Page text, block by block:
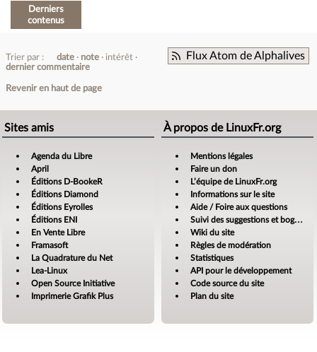
Derniers
contenus
Flux Atom de Alphalives
Trier par : date note
intérêt
dernier commentaire
Revenir en haut de page
Sites amis
Agenda du Libre
April
Éditions D-BookeR
Éditions Diamond
Éditions Eyrolles
Éditions ENI
En Vente Libre
Framasoft
La Quadrature du Net
Lea-Linux
Open Source Initiative
Imprimerie Grafik Plus
À propos de LinuxFr.org
Mentions légales
Faire un don
L’équipe de LinuxFr.org
Informations sur le site
Aide / Foire aux questions
Suivi des suggestions et bogues
Wiki du site
Règles de modération
Statistiques
API pour le développement
Code source du site
Plan du site